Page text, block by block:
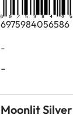
6975984056586
-
-
Moonlit Silver